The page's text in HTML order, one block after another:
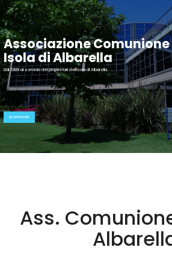
Associazione Comunione
Isola di Albarella
Dal 1989 al servizio dei proprietari dell'Isola di Albarella.
SCOPRI DI PIÙ
Ass.